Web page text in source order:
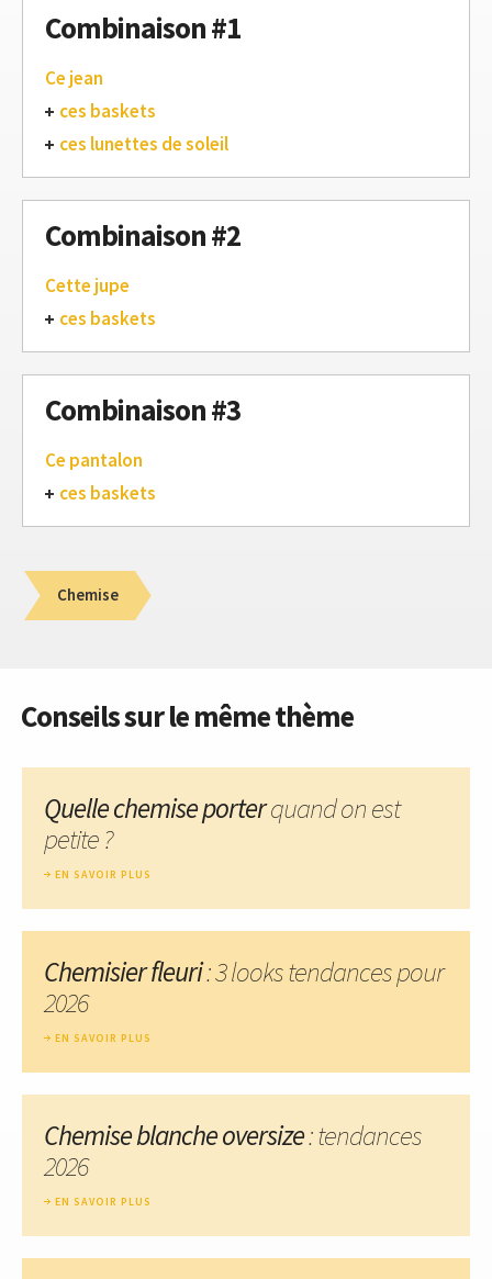
Combinaison #1
Ce jean
ces baskets
ces lunettes de soleil
Combinaison #2
Cette jupe
ces baskets
Combinaison #3
Ce pantalon
ces baskets
Chemise
Conseils sur le même thème
Quelle chemise porterquand on est
petite ?
EN SAVOIR PLUS
Chemisier fleuri: 3 looks tendances pour
2026
EN SAVOIR PLUS
Chemise blanche oversize: tendances
2026
EN SAVOIR PLUS